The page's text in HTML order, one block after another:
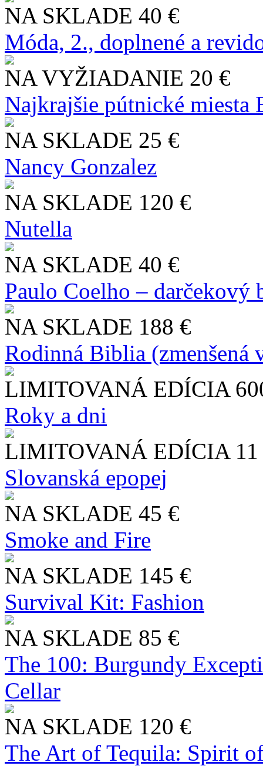
NA SKLADE 40 €
Móda, 2., doplnené a
NA VYŽIADANIE 20 €
Najkrajšie pútnické miesta
NA SKLADE 25 €
Nancy Gonzalez
NA SKLADE 120 €
Nutella
NA SKLADE 40 €
Paulo Coelho – darčekový
NA SKLADE 188 €
Rodinná Biblia (zmenšená
LIMITOVANÁ EDÍCIA
Roky a dni
LIMITOVANÁ EDÍCIA
Slo​vanská epopej
NA SKLADE 45 €
Smoke and Fire
NA SKLADE 145 €
Survival Kit: Fashion
NA SKLADE 85 €
The 100: Burgundy
Cellar
NA SKLADE 120 €
The Art of Tequila: Spirit